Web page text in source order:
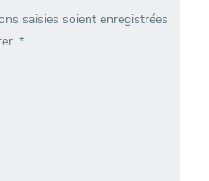
saisies soient enregistrées
*